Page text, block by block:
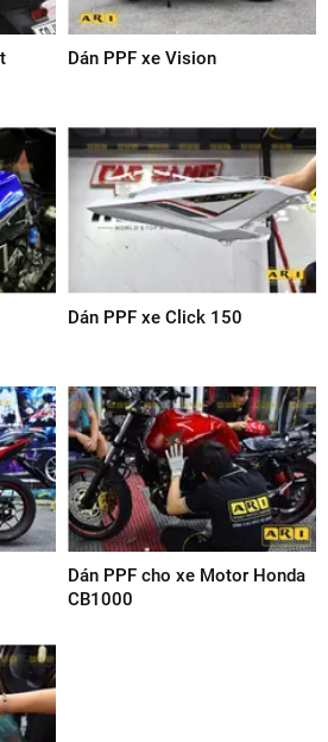
Dán PPF xe Vision
Dán PPF xe Click 150
Dán PPF cho xe Motor Honda
CB1000